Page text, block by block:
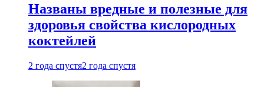
Названы вредные и полезные для
здоровья свойства кислородных
коктейлей
2 года спустя2 года спустя